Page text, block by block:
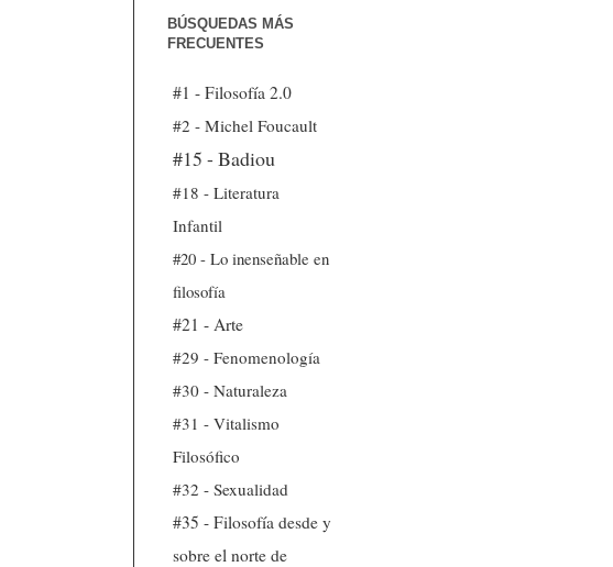
BÚSQUEDAS MÁS
FRECUENTES
#1 - Filosofía 2.0
#2 - Michel Foucault
#15 - Badiou
#18 - Literatura
Infantil
#20 - Lo inenseñable en
filosofía
#21 - Arte
#29 - Fenomenología
#30 - Naturaleza
#31 - Vitalismo
Filosófico
#32 - Sexualidad
#35 - Filosofía desde y
sobre el norte de